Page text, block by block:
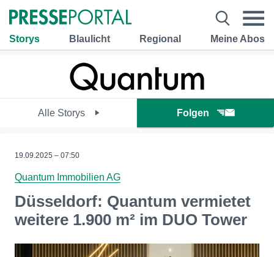
Storys Blaulicht Regional Meine Abos
Alle Storys Folgen
19.09.2025 – 07:50
Quantum Immobilien AG
Düsseldorf: Quantum vermietet
weitere 1.900 m² im DUO Tower